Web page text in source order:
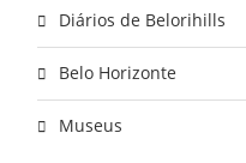
Diários de Belorihills
Belo Horizonte
Museus